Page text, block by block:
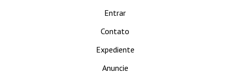
Entrar
Contato
Expediente
Anuncie